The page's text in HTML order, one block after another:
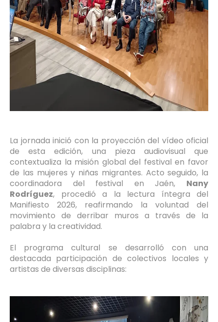
La jornada inició con la proyección del vídeo oficial
de esta edición, una pieza audiovisual que
contextualiza la misión global del festival en favor
de las mujeres y niñas migrantes. Acto seguido, la
coordinadora del festival en Jaén, Nany
Rodríguez, procedió a la lectura íntegra del
Manifiesto 2026, reafirmando la voluntad del
movimiento de derribar muros a través de la
palabra y la creatividad.
El programa cultural se desarrolló con una
destacada participación de colectivos locales y
artistas de diversas disciplinas: